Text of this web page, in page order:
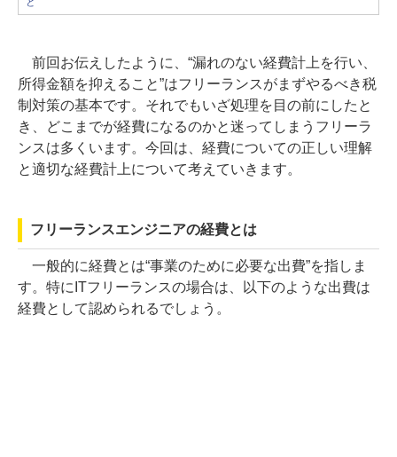
前回お伝えしたように、“漏れのない経費計上を行い、
所得金額を抑えること”はフリーランスがまずやるべき税
制対策の基本です。それでもいざ処理を目の前にしたと
き、どこまでが経費になるのかと迷ってしまうフリーラ
ンスは多くいます。今回は、経費についての正しい理解
と適切な経費計上について考えていきます。
フリーランスエンジニアの経費とは
一般的に経費とは“事業のために必要な出費”を指しま
す。特にITフリーランスの場合は、以下のような出費は
経費として認められるでしょう。